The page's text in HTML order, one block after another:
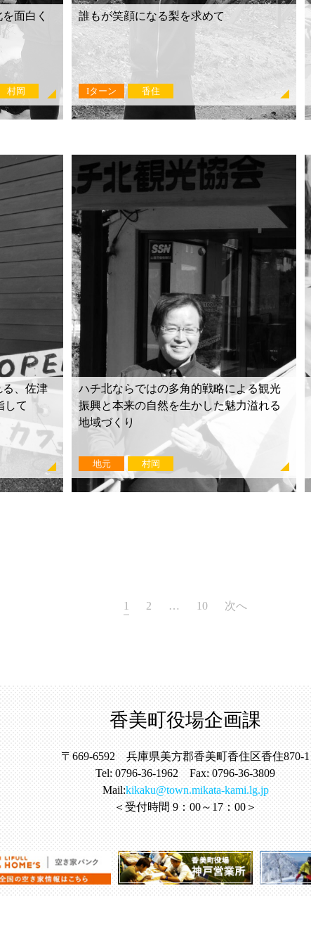
面白く
村岡
誰もが笑顔になる梨を求めて
Iターン 香住
る、佐津
して
ハチ北ならではの多角的戦略による観光
振興と本来の自然を生かした魅力溢れる
地域づくり
地元 村岡
1 2 … 10 次へ
香美町役場企画課
〒669-6592 兵庫県美方郡香美町香住区香住870-1
Tel: 0796-36-1962 Fax: 0796-36-3809
Mail:kikaku@town.mikata-kami.lg.jp
＜受付時間 9：00～17：00＞